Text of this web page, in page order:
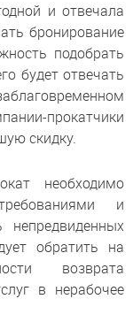
и отвечала
бронирование
подобрать
будет отвечать
прокатчики
скидку.
необходимо
и
обратить на
возврата
в нерабочее